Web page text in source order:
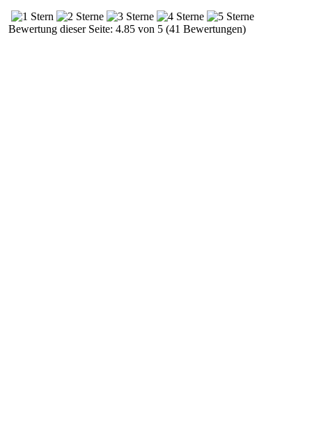
Bewertung dieser Seite: 4.85 von 5 (41 Bewertungen)